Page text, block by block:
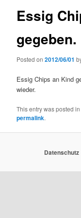
Essig
Posted on2012/06/01
Essig Chips an Kind
wieder.
This entry was posted
permalink.
Datenschutz